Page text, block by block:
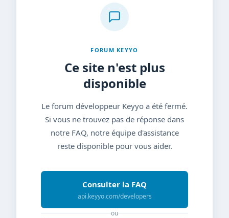
FORUM KEYYO
Ce site n'est plus
disponible
Le forum développeur Keyyo a été fermé.
Si vous ne trouvez pas de réponse dans
notre FAQ, notre équipe d'assistance
reste disponible pour vous aider.
Consulter la FAQ
api.keyyo.com/developers
ou